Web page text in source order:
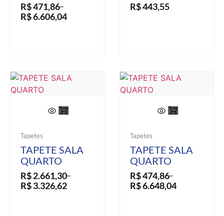
R$471,86–
R$6.606,04
R$443,55
Tapetes
TAPETE SALA
QUARTO
R$2.661,30–
R$3.326,62
Tapetes
TAPETE SALA
QUARTO
R$474,86–
R$6.648,04